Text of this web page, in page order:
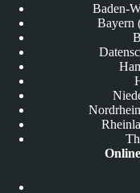
Baden-